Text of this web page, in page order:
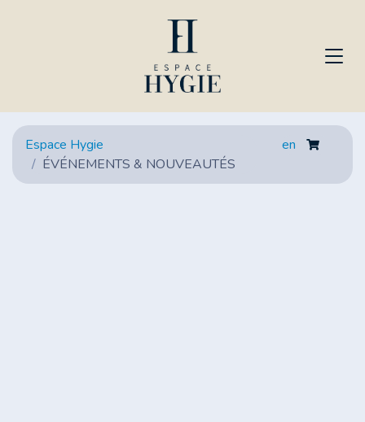
Espace Hygie
ÉVÉNEMENTS & NOUVEAUTÉS
en